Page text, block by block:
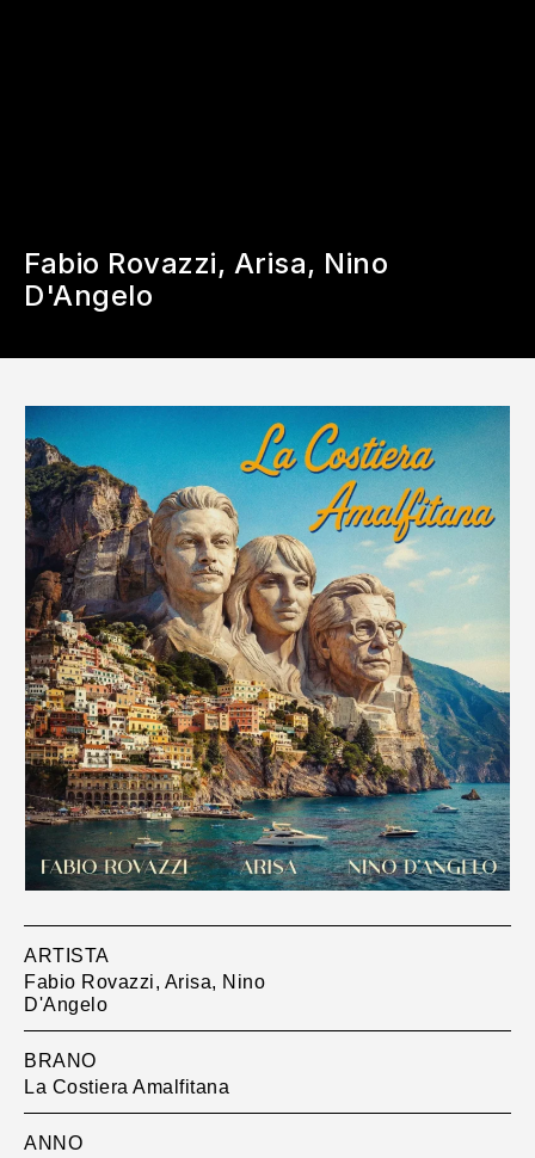
Fabio Rovazzi, Arisa, Nino
D'Angelo
ARTISTA
Fabio Rovazzi, Arisa, Nino
D'Angelo
BRANO
La Costiera Amalfitana
ANNO